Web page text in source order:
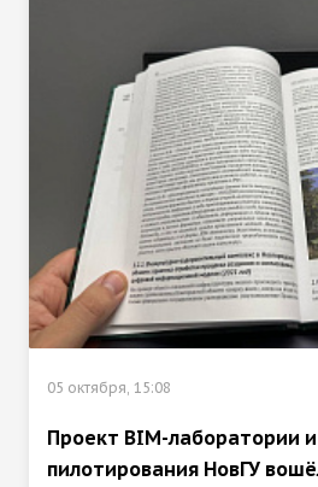
05 октября, 15:08
Проект BIM-лаборатории
пилотирования НовГУ